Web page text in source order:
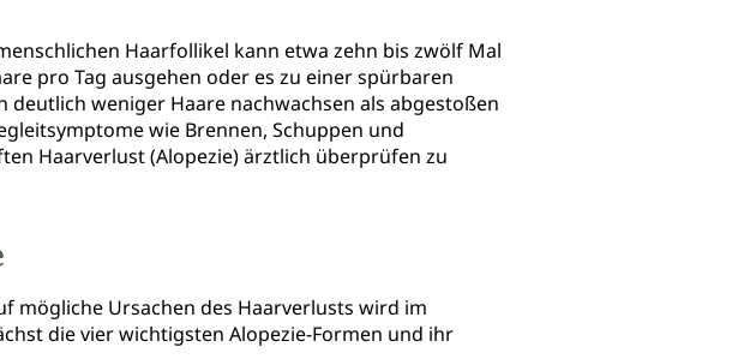
Haarfollikel kann etwa zehn bis zwölf Mal
pro Tag ausgehen oder es zu einer spürbaren
weniger Haare nachwachsen als abgestoßen
wie Brennen, Schuppen und
Haarverlust (Alopezie) ärztlich überprüfen zu
mögliche Ursachen des Haarverlusts wird im
die vier wichtigsten Alopezie-Formen und ihr